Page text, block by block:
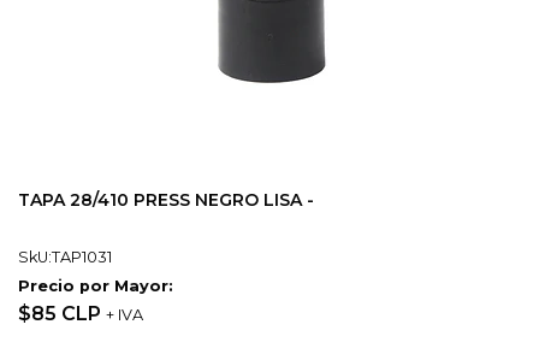
TAPA 28/410 PRESS NEGRO LISA -
SkU:TAP1031
Precio por Mayor:
$85 CLP + IVA